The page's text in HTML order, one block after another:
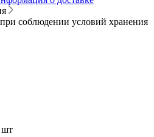
соблюдении условий хранения
шт